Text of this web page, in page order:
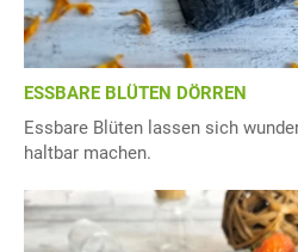
ESSBARE BLÜTEN DÖRREN
Essbare Blüten lassen sich
haltbar machen.